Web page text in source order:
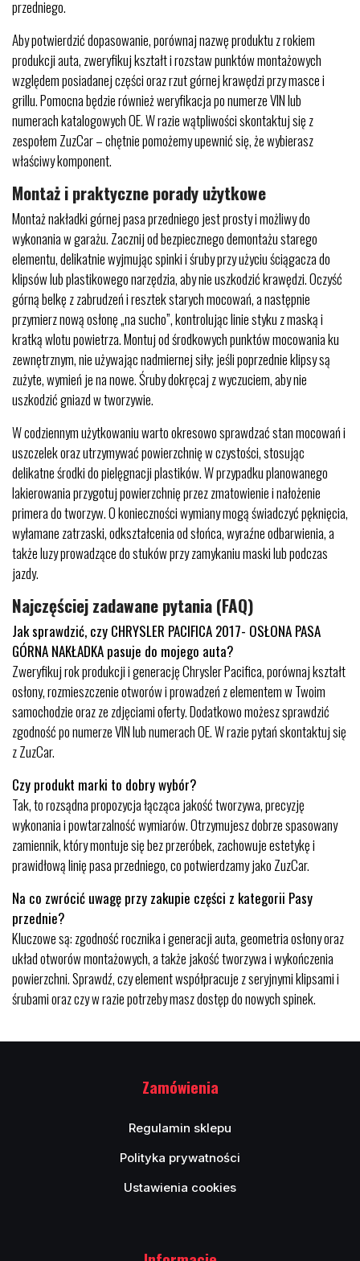
przedniego.
Aby potwierdzić dopasowanie, porównaj nazwę produktu z rokiem
produkcji auta, zweryfikuj kształt i rozstaw punktów montażowych
względem posiadanej części oraz rzut górnej krawędzi przy masce i
grillu. Pomocna będzie również weryfikacja po numerze VIN lub
numerach katalogowych OE. W razie wątpliwości skontaktuj się z
zespołem ZuzCar – chętnie pomożemy upewnić się, że wybierasz
właściwy komponent.
Montaż i praktyczne porady użytkowe
Montaż nakładki górnej pasa przedniego jest prosty i możliwy do
wykonania w garażu. Zacznij od bezpiecznego demontażu starego
elementu, delikatnie wyjmując spinki i śruby przy użyciu ściągacza do
klipsów lub plastikowego narzędzia, aby nie uszkodzić krawędzi. Oczyść
górną belkę z zabrudzeń i resztek starych mocowań, a następnie
przymierz nową osłonę „na sucho”, kontrolując linie styku z maską i
kratką wlotu powietrza. Montuj od środkowych punktów mocowania ku
zewnętrznym, nie używając nadmiernej siły; jeśli poprzednie klipsy są
zużyte, wymień je na nowe. Śruby dokręcaj z wyczuciem, aby nie
uszkodzić gniazd w tworzywie.
W codziennym użytkowaniu warto okresowo sprawdzać stan mocowań i
uszczelek oraz utrzymywać powierzchnię w czystości, stosując
delikatne środki do pielęgnacji plastików. W przypadku planowanego
lakierowania przygotuj powierzchnię przez zmatowienie i nałożenie
primera do tworzyw. O konieczności wymiany mogą świadczyć pęknięcia,
wyłamane zatrzaski, odkształcenia od słońca, wyraźne odbarwienia, a
także luzy prowadzące do stuków przy zamykaniu maski lub podczas
jazdy.
Najczęściej zadawane pytania (FAQ)
Jak sprawdzić, czy CHRYSLER PACIFICA 2017- OSŁONA PASA
GÓRNA NAKŁADKA pasuje do mojego auta?
Zweryfikuj rok produkcji i generację Chrysler Pacifica, porównaj kształt
osłony, rozmieszczenie otworów i prowadzeń z elementem w Twoim
samochodzie oraz ze zdjęciami oferty. Dodatkowo możesz sprawdzić
zgodność po numerze VIN lub numerach OE. W razie pytań skontaktuj się
z ZuzCar.
Czy produkt marki to dobry wybór?
Tak, to rozsądna propozycja łącząca jakość tworzywa, precyzję
wykonania i powtarzalność wymiarów. Otrzymujesz dobrze spasowany
zamiennik, który montuje się bez przeróbek, zachowuje estetykę i
prawidłową linię pasa przedniego, co potwierdzamy jako ZuzCar.
Na co zwrócić uwagę przy zakupie części z kategorii Pasy
przednie?
Kluczowe są: zgodność rocznika i generacji auta, geometria osłony oraz
układ otworów montażowych, a także jakość tworzywa i wykończenia
powierzchni. Sprawdź, czy element współpracuje z seryjnymi klipsami i
śrubami oraz czy w razie potrzeby masz dostęp do nowych spinek.
Zamówienia
Regulamin sklepu
Polityka prywatności
Ustawienia cookies